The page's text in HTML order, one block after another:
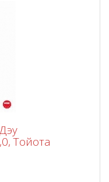
Тойота